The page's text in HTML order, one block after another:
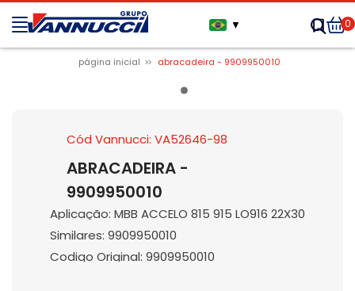
▼ 0
página inicial abracadeira - 9909950010
Cód Vannucci: VA52646-98
ABRACADEIRA -
9909950010
Aplicação: MBB ACCELO 815 915 LO916 22X30
Similares: 9909950010
Codigo Original: 9909950010